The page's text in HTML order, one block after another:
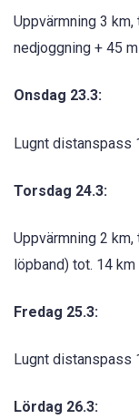
Uppvärmning 3
nedjoggning + 45
Onsdag 23.3:
Lugnt distanspass
Torsdag 24.3:
Uppvärmning 2
löpband) tot. 14
Fredag 25.3:
Lugnt distanspass
Lördag 26.3: